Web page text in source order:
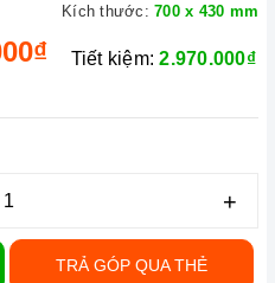
Kích thước: 700 x 430 mm
Tiết kiệm:2.970.000₫
+
TRẢ GÓP QUA THẺ